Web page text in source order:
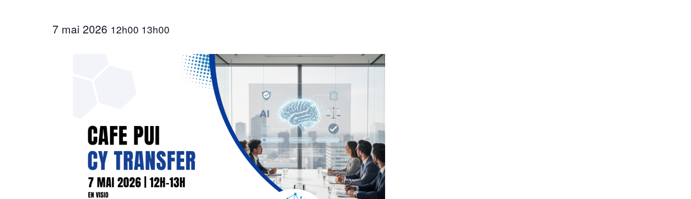
7 mai 2026 12h00 13h00